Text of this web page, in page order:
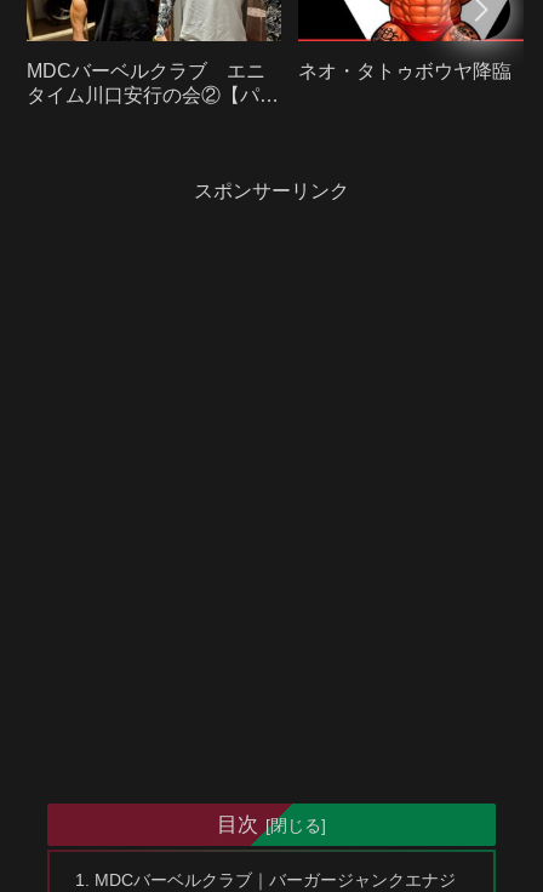
MDCバーベルクラブ エニ
タイム川口安行の会②【パワ
ネオ・タトゥボウヤ降臨
スポンサーリンク
目次
MDCバーベルクラブ｜バーガージャンクエナジ